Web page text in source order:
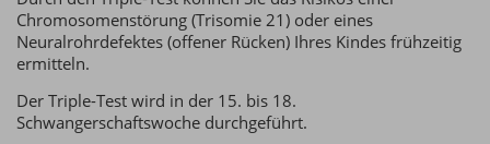
Chromosomenstörung (Trisomie 21) oder eines
Neuralrohrdefektes (offener Rücken) Ihres Kindes frühzeitig
ermitteln.
Der Triple-Test wird in der 15. bis 18.
Schwangerschaftswoche durchgeführt.